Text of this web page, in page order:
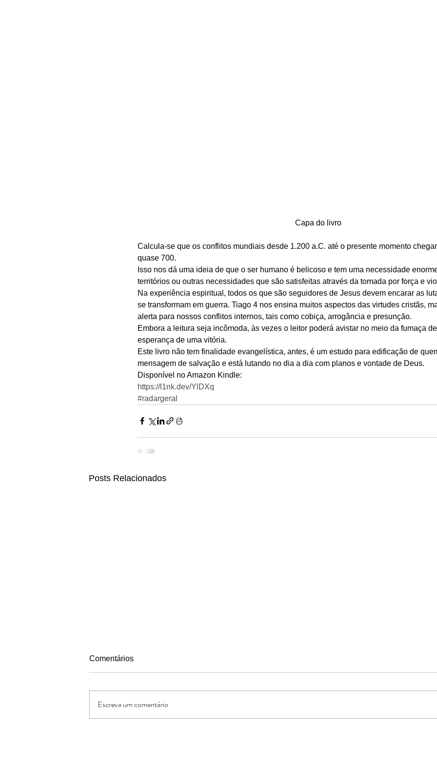
Capa do livro
Calcula-se que os conflitos mundiais desde 1.200 a.C. até o presente momento
quase 700.
Isso nos dá uma ideia de que o ser humano é belicoso e tem uma necessidade
territórios ou outras necessidades que são satisfeitas através da tomada por força e
Na experiência espiritual, todos os que são seguidores de Jesus devem encarar as
se transformam em guerra. Tiago 4 nos ensina muitos aspectos das virtudes cristãs,
alerta para nossos conflitos internos, tais como cobiça, arrogância e presunção.
Embora a leitura seja incômoda, às vezes o leitor poderá avistar no meio da fumaça
esperança de uma vitória.
Este livro não tem finalidade evangelística, antes, é um estudo para edificação de
mensagem de salvação e está lutando no dia a dia com planos e vontade de Deus.
Disponível no Amazon Kindle:
https://l1nk.dev/YlDXq
#radargeral
Posts Relacionados
Comentários
Escreva um comentário